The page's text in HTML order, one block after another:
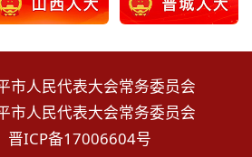
市人民代表大会常务委员会
市人民代表大会常务委员会
晋ICP备17006604号